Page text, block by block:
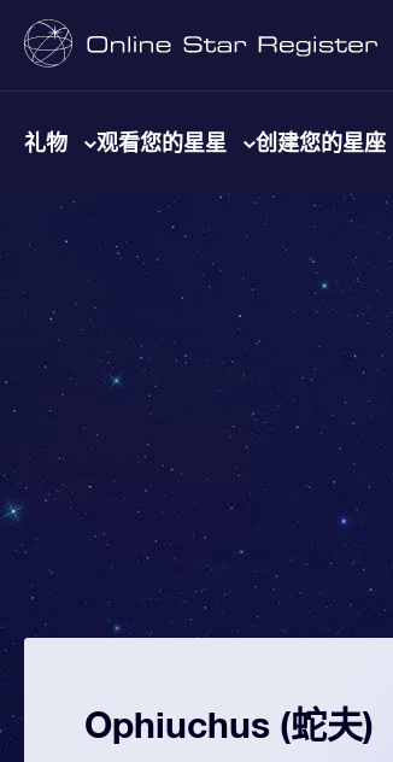
礼物 观看您的星星 创建您的星座
Ophiuchus (蛇夫)